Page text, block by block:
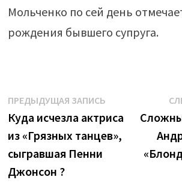
Мольченко по сей день
рождения бывшего супруга.
Навигация
по
записям
ПРЕДЫДУЩАЯ ЗАПИСЬПредыдущая
запись:
Куда исчезла актриса
из «Грязных танцев»,
сыгравшая Пенни
Джонсон ?